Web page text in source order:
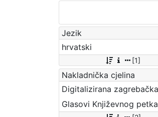
Jezik
hrvatski
[1]
Nakladnička cjelina
Glasovi Književnog petka